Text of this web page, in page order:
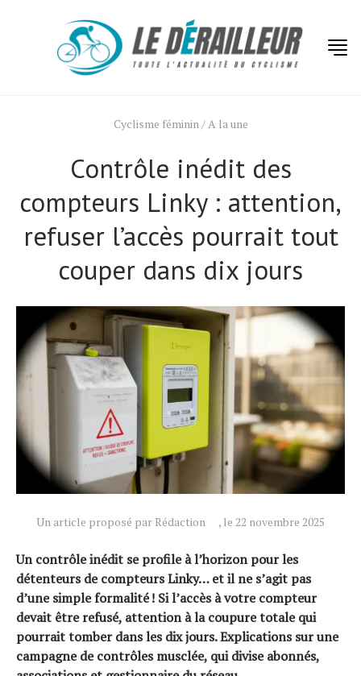
Cyclisme féminin/A la une
Contrôle inédit des
compteurs Linky : attention,
refuser l’accès pourrait tout
couper dans dix jours
Un article proposé par Rédaction , le 22 novembre 2025
Un contrôle inédit se profile à l’horizon pour les
détenteurs de compteurs Linky… et il ne s’agit pas
d’une simple formalité ! Si l’accès à votre compteur
devait être refusé, attention à la coupure totale qui
pourrait tomber dans les dix jours. Explications sur une
campagne de contrôles musclée, qui divise abonnés,